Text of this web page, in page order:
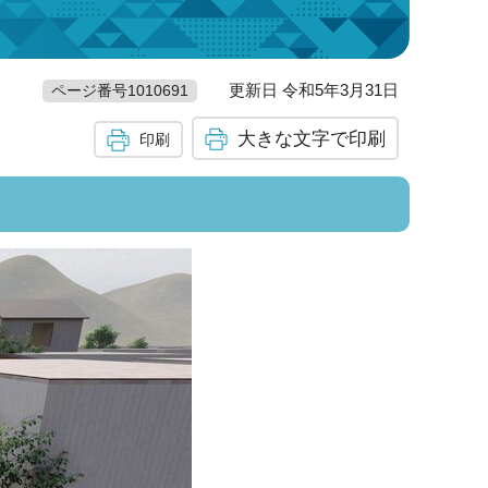
ページ番号1010691 更新日 令和5年3月31日
印刷 大きな文字で印刷